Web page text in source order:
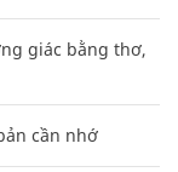
giác bằng thơ,
cần nhớ